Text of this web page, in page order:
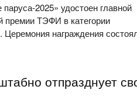
2025» удостоен главной
премии ТЭФИ в категории
Церемония награждения
отпразднует